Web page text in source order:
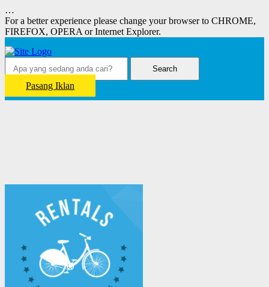
…
For a better experience please change your browser to CHROME,
FIREFOX, OPERA or Internet Explorer.
Search
Pasang Iklan